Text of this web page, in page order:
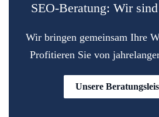
SEO-Beratung: Wir
Wir bringen gemeinsam Ihre
Profitieren Sie von
Unsere